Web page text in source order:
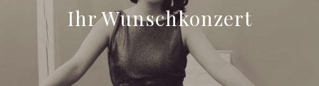
Ihr Wunschkonzert